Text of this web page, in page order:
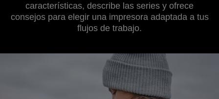
características, describe las series y ofrece
consejos para elegir una impresora adaptada a tus
flujos de trabajo.